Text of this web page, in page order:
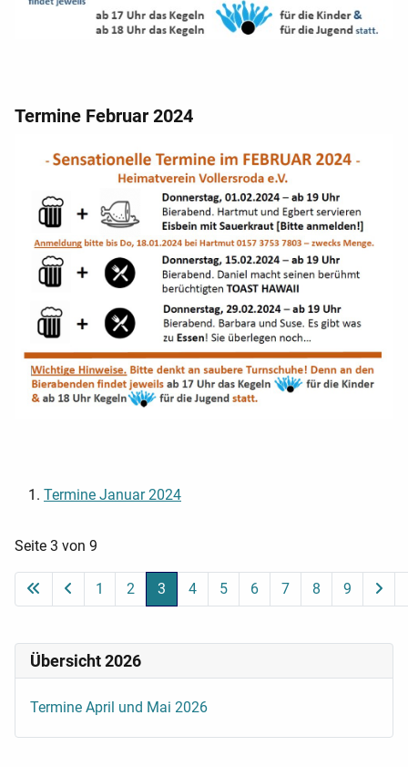
Termine Februar 2024
Termine Januar 2024
Seite 3 von 9
1 2 3 4 5 6 7 8 9
Übersicht 2026
Termine April und Mai 2026